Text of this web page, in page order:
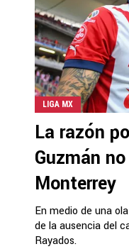
LIGA MX
La razón
Guzmán
Monterrey
En medio de una
de la ausencia del
Rayados.